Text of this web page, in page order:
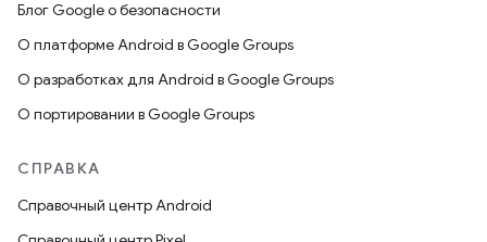
Блог Google о безопасности
О платформе Android в Google Groups
О разработках для Android в Google Groups
О портировании в Google Groups
СПРАВКА
Справочный центр Android